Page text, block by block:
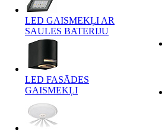
LED GAISMEKĻI AR
SAULES BATERIJU
LED FASĀDES
GAISMEKĻI